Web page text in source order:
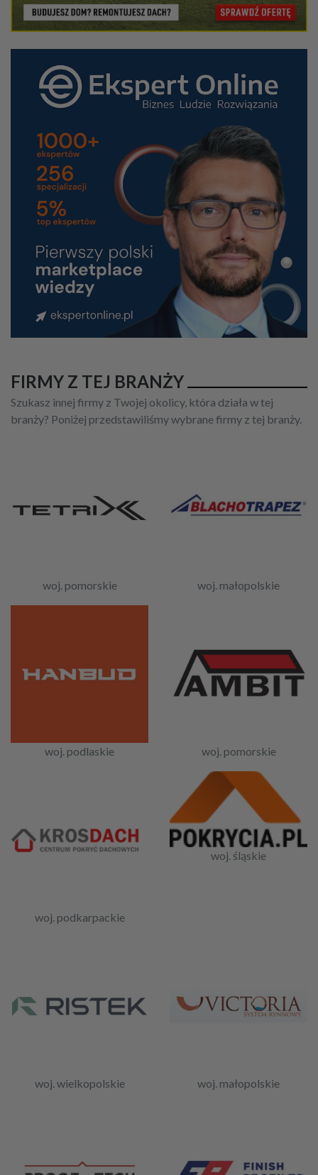
FIRMY Z TEJ BRANŻY
Szukasz innej firmy z Twojej okolicy, która działa w tej
branży? Poniżej przedstawiliśmy wybrane firmy z tej branży.
woj. pomorskie woj. małopolskie
woj. podlaskie woj. pomorskie
woj. podkarpackie
woj. śląskie
woj. wielkopolskie woj. małopolskie